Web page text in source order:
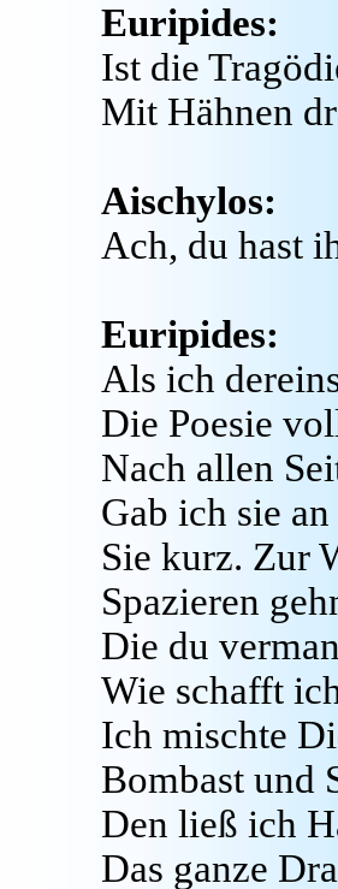
Euripides:
Ist die
Mit Hähnen
Aischylos:
Ach, du hast
Euripides:
Als ich
Die Poesie
Nach allen
Gab ich sie
Sie kurz. Zur
Spazieren
Die du
Wie schafft
Ich mischte
Bombast und
Den ließ ich
Das ganze